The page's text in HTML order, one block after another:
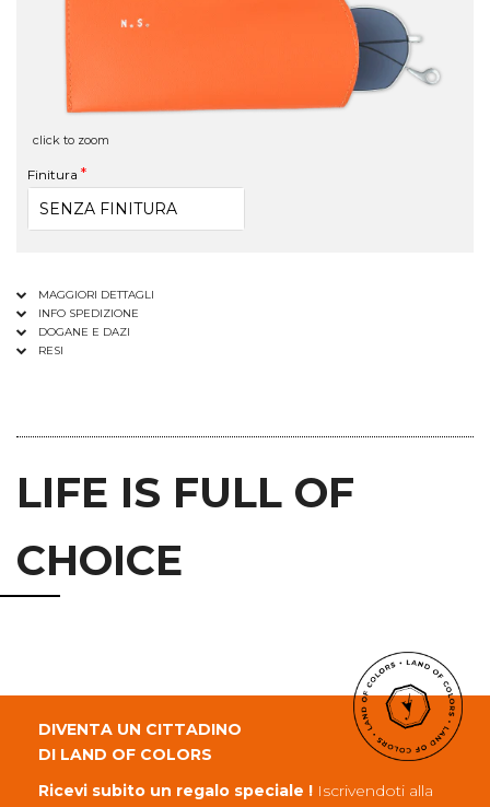
click to zoom
Finitura
MAGGIORI DETTAGLI
INFO SPEDIZIONE
DOGANE E DAZI
RESI
LIFE IS FULL OF
CHOICE
DIVENTA UN CITTADINO
DI LAND OF COLORS
Ricevi subito un regalo speciale ! Iscrivendoti alla